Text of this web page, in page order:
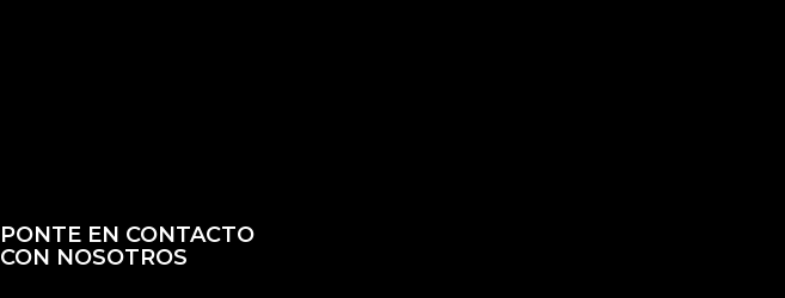
PONTE EN CONTACTO
CON NOSOTROS